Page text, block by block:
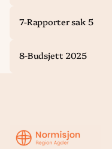
7-Rapporter sak 5
8-Budsjett 2025
Region
Agder